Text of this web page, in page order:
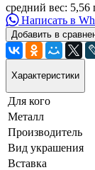
средний вес:
Написать в
Добавить в
Характеристики
Для кого
Металл
Производитель
Вид украшения
Вставка